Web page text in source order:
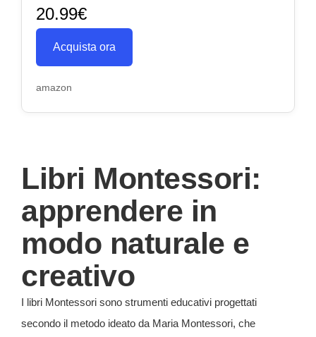
20.99€
Acquista ora
amazon
Libri Montessori:
apprendere in
modo naturale e
creativo
I libri Montessori sono strumenti educativi progettati
secondo il metodo ideato da Maria Montessori, che